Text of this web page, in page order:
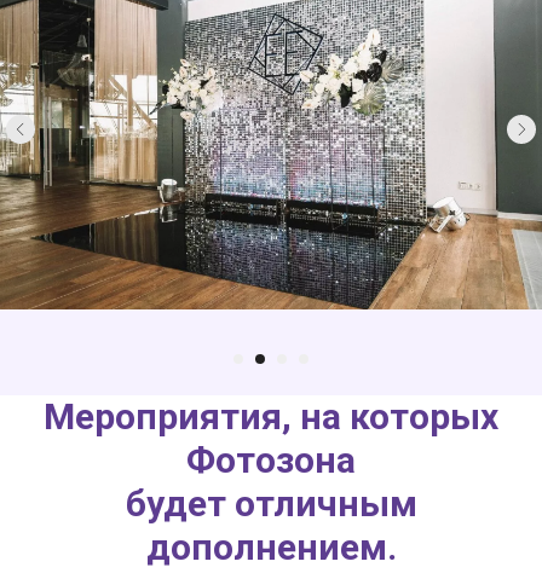
Мероприятия, на которых
Фотозона
будет отличным
дополнением.